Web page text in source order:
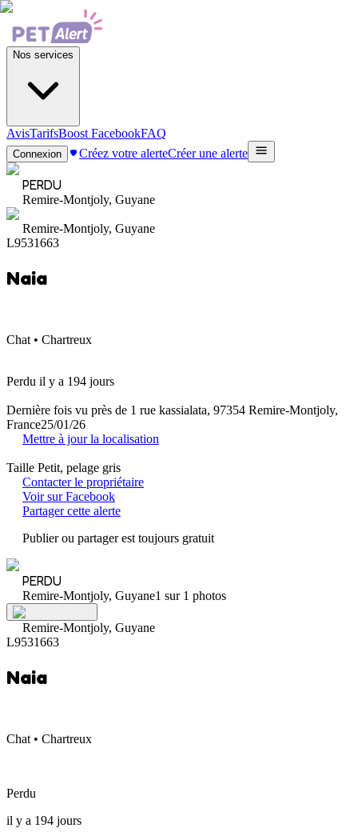
Nos services
AvisTarifsBoost FacebookFAQ
Connexion Créez votre alerteCréer une alerte
PERDU
Remire-Montjoly, Guyane
Remire-Montjoly, Guyane
L9531663
Naia
Chat • Chartreux
Perdu il y a 194 jours
Dernière fois vu près de 1 rue kassialata, 97354 Remire-Montjoly,
France25/01/26
Mettre à jour la localisation
Taille Petit, pelage gris
Contacter le propriétaire
Voir sur Facebook
Partager cette alerte
Publier ou partager est toujours gratuit
PERDU
Remire-Montjoly, Guyane1 sur 1 photos
Remire-Montjoly, Guyane
L9531663
Naia
Chat • Chartreux
Perdu
il y a 194 jours